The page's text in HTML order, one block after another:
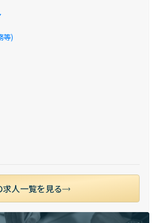
等)
求人一覧を見る